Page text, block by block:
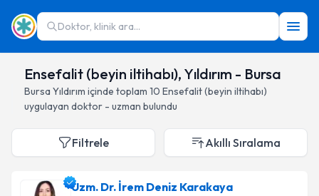
Doktor, klinik ara...
Ensefalit (beyin iltihabı), Yıldırım - Bursa
Bursa Yıldırım içinde toplam 10 Ensefalit (beyin iltihabı)
uygulayan doktor - uzman bulundu
Filtrele Akıllı Sıralama
Uzm. Dr. İrem Deniz Karakaya